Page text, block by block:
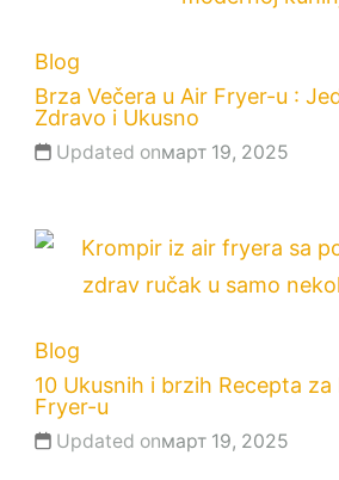
Blog
Brza Večera u Air Fryer-u :
Zdravo i Ukusno
Updated onмарт 19, 2025
Blog
10 Ukusnih i brzih Recepta za
Fryer-u
Updated onмарт 19, 2025